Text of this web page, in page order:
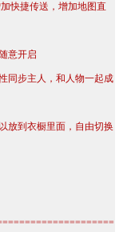
快捷传送，增加地图直
意开启
同步主人，和人物一起成
放到衣橱里面，自由切换